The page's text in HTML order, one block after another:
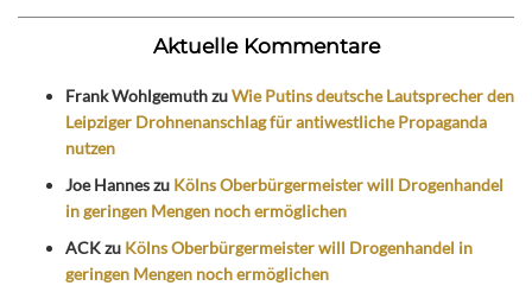
Aktuelle Kommentare
Frank WohlgemuthzuWie Putins deutsche Lautsprecher den
Leipziger Drohnenanschlag für antiwestliche Propaganda
nutzen
Joe Hanneszu Kölns Oberbürgermeister will Drogenhandel
in geringen Mengen noch ermöglichen
ACKzu Kölns Oberbürgermeister will Drogenhandel in
geringen Mengen noch ermöglichen